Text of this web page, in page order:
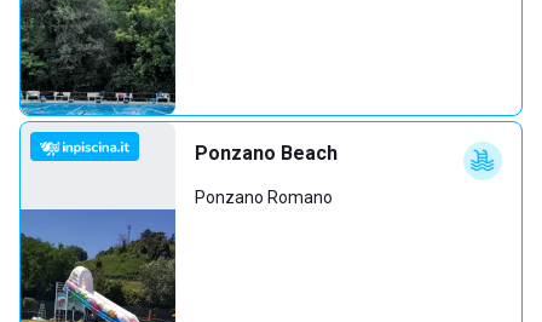
Ponzano Beach
Ponzano Romano